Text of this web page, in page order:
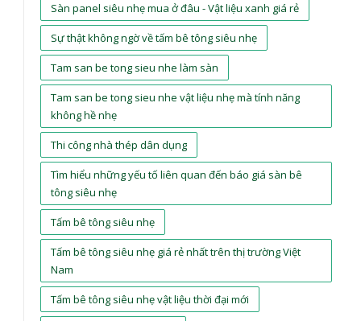
Sàn panel siêu nhẹ mua ở đâu - Vật liệu xanh giá rẻ
Sự thật không ngờ về tấm bê tông siêu nhẹ
Tam san be tong sieu nhe làm sàn
Tam san be tong sieu nhe vật liệu nhẹ mà tính năng
không hề nhẹ
Thi công nhà thép dân dụng
Tìm hiểu những yếu tố liên quan đến báo giá sàn bê
tông siêu nhẹ
Tấm bê tông siêu nhẹ
Tấm bê tông siêu nhẹ giá rẻ nhất trên thị trường Việt
Nam
Tấm bê tông siêu nhẹ vật liệu thời đại mới